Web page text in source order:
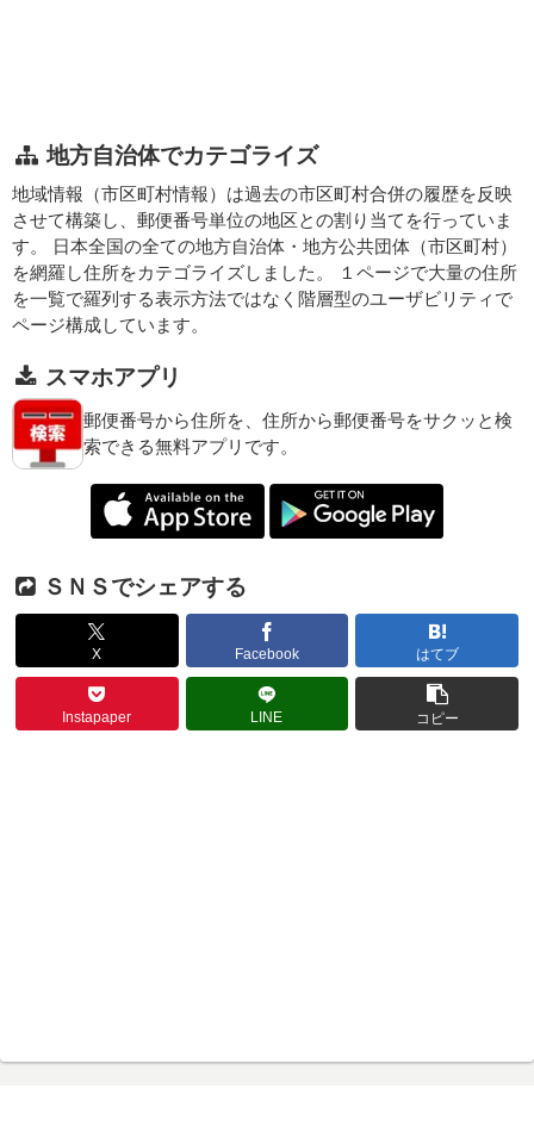
地方自治体でカテゴライズ
地域情報（市区町村情報）は過去の市区町村合併の履歴を反映
させて構築し、郵便番号単位の地区との割り当てを行っていま
す。 日本全国の全ての地方自治体・地方公共団体（市区町村）
を網羅し住所をカテゴライズしました。 １ページで大量の住所
を一覧で羅列する表示方法ではなく階層型のユーザビリティで
ページ構成しています。
スマホアプリ
郵便番号から住所を、住所から郵便番号をサクッと検
索できる無料アプリです。
ＳＮＳでシェアする
X Facebook はてブ
Instapaper LINE コピー